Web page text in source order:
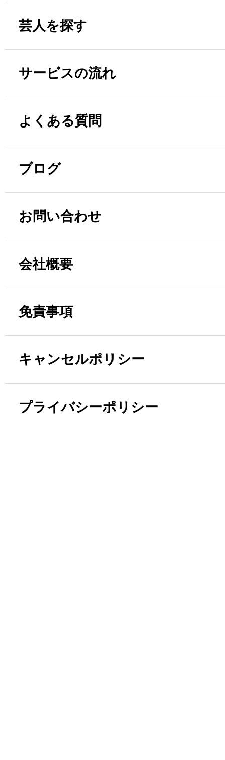
芸人を探す
サービスの流れ
よくある質問
ブログ
お問い合わせ
会社概要
免責事項
キャンセルポリシー
プライバシーポリシー